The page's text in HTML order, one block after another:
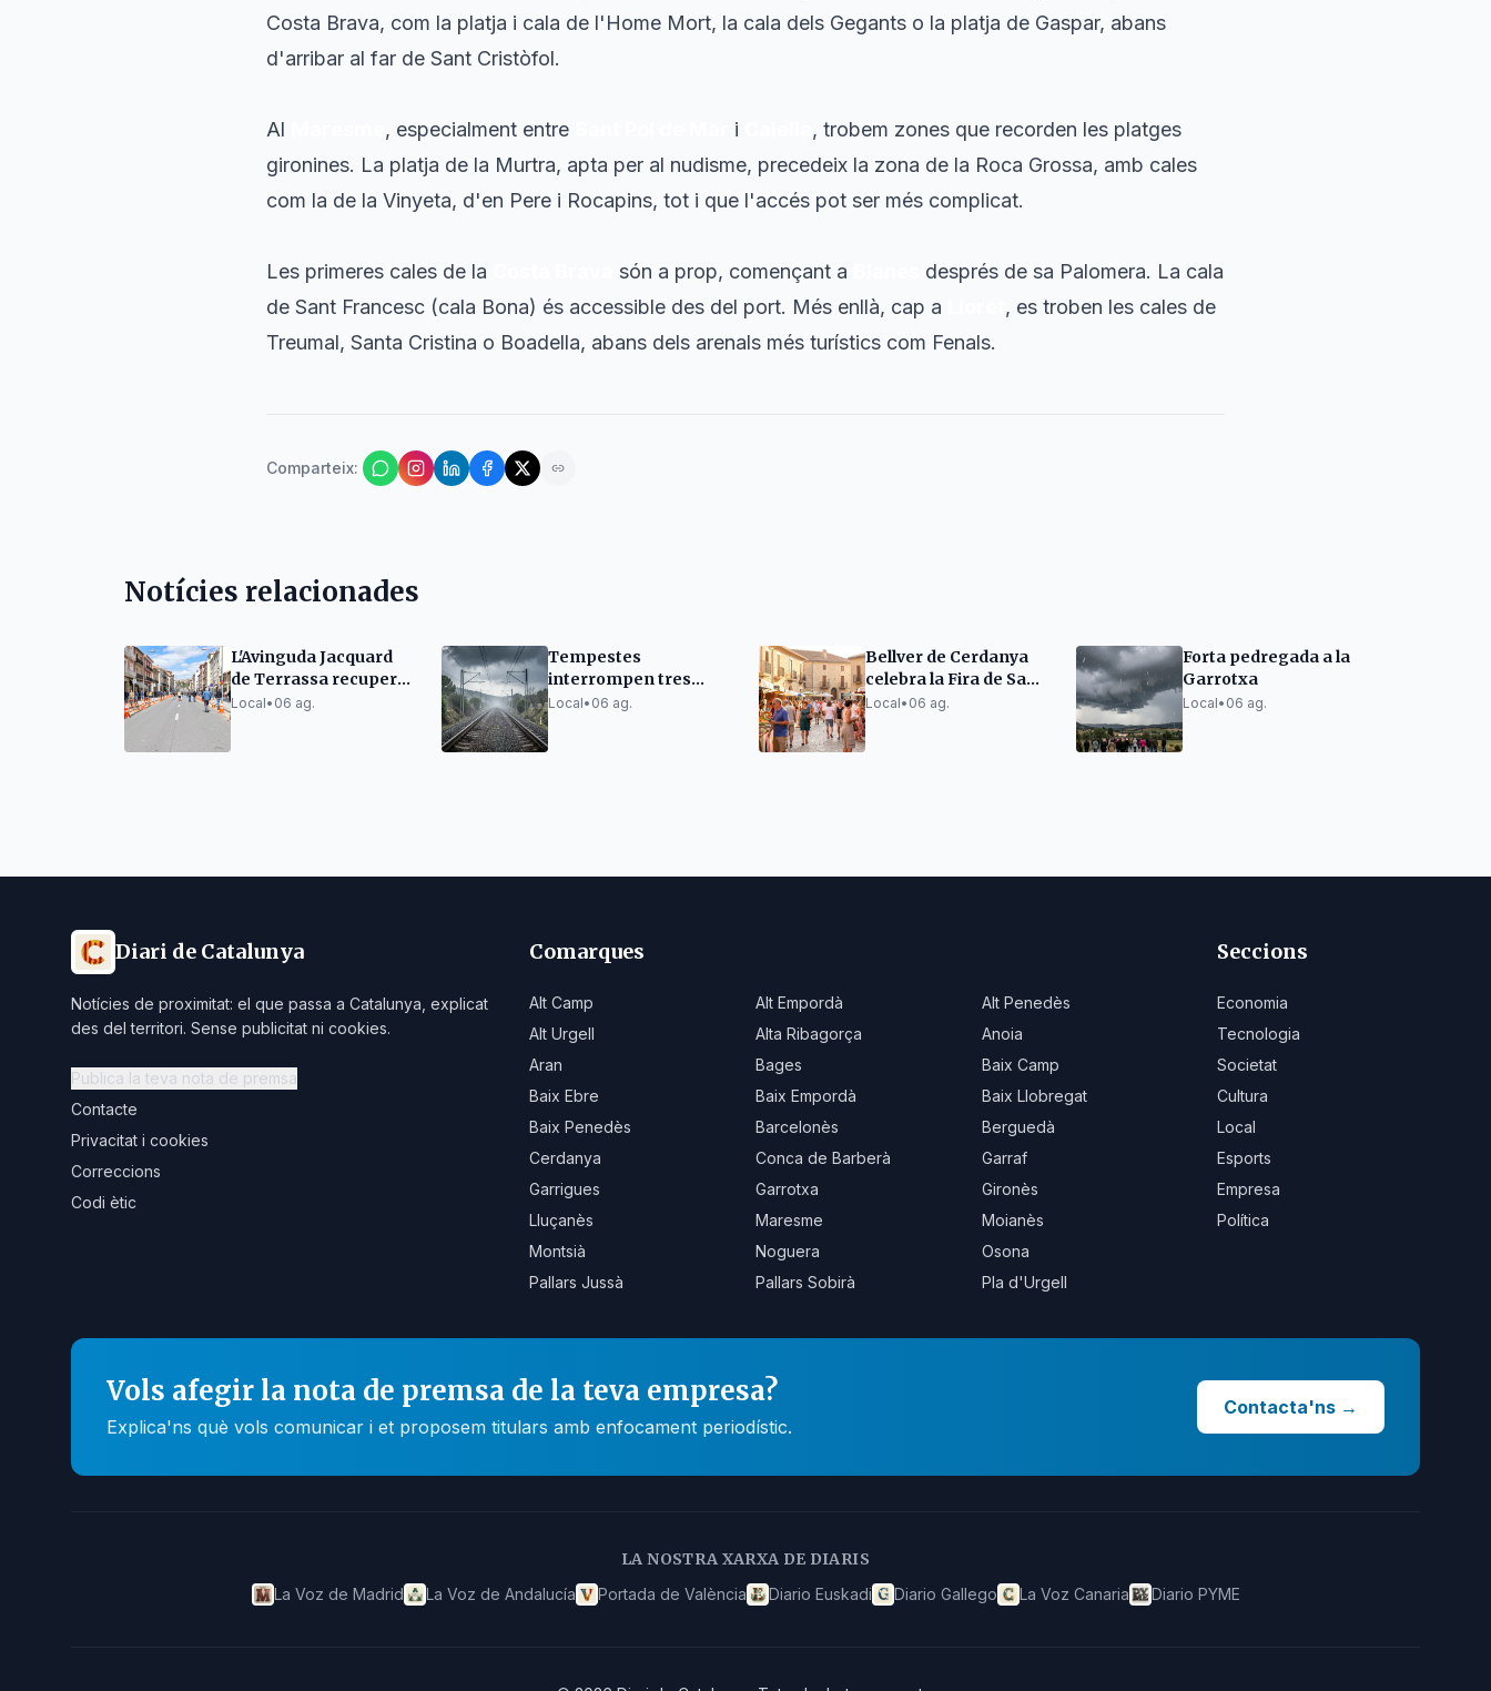
Costa Brava, com la platja i cala de l'Home Mort, la cala dels Gegants o la platja de Gaspar, abans
d'arribar al far de Sant Cristòfol.
Al , especialment entre i
, trobem zones que recorden les platges
gironines. La platja de la Murtra, apta per al nudisme, precedeix la zona de la Roca Grossa, amb cales
com la de la Vinyeta, d'en Pere i Rocapins, tot i que l'accés pot ser més complicat.
Les primeres cales de la són a prop, començant a
després de sa Palomera. La cala
de Sant Francesc (cala Bona) és accessible des del port. Més enllà, cap a
, es troben les cales de
Treumal, Santa Cristina o Boadella, abans dels arenals més turístics com Fenals.
Comparteix:
Notícies relacionades
L'Avinguda Jacquard
de Terrassa recupera
la circulació total a
Local• 06 ag.
Tempestes
interrompen tres
línies de Rodalia i
Local• 06 ag.
Bellver de Cerdanya
celebra la Fira de Sant
Llorenç
Local• 06 ag.
Forta pedregada a la
Garrotxa
Local• 06 ag.
Diari de Catalunya
Notícies de proximitat: el que passa a Catalunya, explicat
des del territori. Sense publicitat ni cookies.
Publica la teva nota de premsa
Contacte
Privacitat i cookies
Correccions
Codi ètic
Comarques
Alt Camp Alt Empordà
Alt Penedès
Alt Urgell
Alta Ribagorça
Anoia
Aran
Bages
Baix Camp
Baix Ebre
Baix Empordà
Baix Llobregat
Baix Penedès
Barcelonès
Berguedà
Cerdanya
Conca de Barberà
Garraf
Garrigues
Garrotxa
Gironès
Lluçanès
Maresme
Moianès
Montsià
Noguera
Osona
Pallars Jussà
Pallars Sobirà Pla d'Urgell
Seccions
Economia
Tecnologia
Societat
Cultura
Local
Esports
Empresa
Política
Vols afegir la nota de premsa de la teva empresa?
Explica'ns què vols comunicar i et proposem titulars amb enfocament periodístic.
Contacta'ns →
LA NOSTRA XARXA DE DIARIS
La Voz de Madrid La Voz de Andalucía Portada de València Diario Euskadi Diario Gallego La Voz Canaria Diario PYME